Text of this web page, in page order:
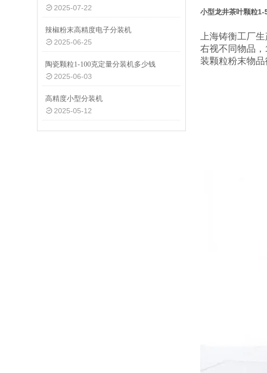
2025-07-22
辣椒粉末高精度电子分装机
2025-06-25
陶瓷颗粒1-100克定量分装机多少钱
2025-06-03
高精度小型分装机
2025-05-12
小型龙井茶叶颗粒1-
上海铸衡工厂
右视不同物品
装颗粒粉末物品